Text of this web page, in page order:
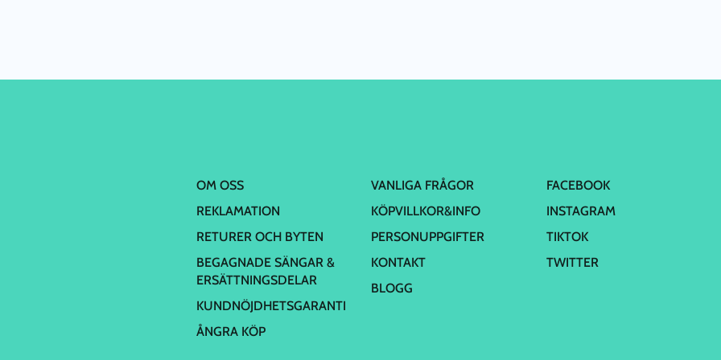
OM OSS
REKLAMATION
RETURER OCH BYTEN
BEGAGNADE SÄNGAR &
ERSÄTTNINGSDELAR
KUNDNÖJDHETSGARANTI
ÅNGRA KÖP
VANLIGA FRÅGOR
KÖPVILLKOR&INFO
PERSONUPPGIFTER
KONTAKT
BLOGG
FACEBOOK
INSTAGRAM
TIKTOK
TWITTER